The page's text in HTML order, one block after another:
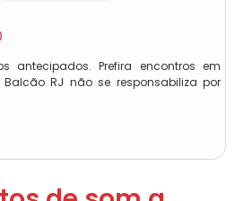
antecipados. Prefira encontros em
RJ não se responsabiliza por